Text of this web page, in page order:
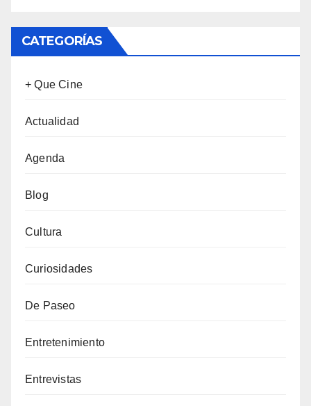
CATEGORÍAS
+ Que Cine
Actualidad
Agenda
Blog
Cultura
Curiosidades
De Paseo
Entretenimiento
Entrevistas